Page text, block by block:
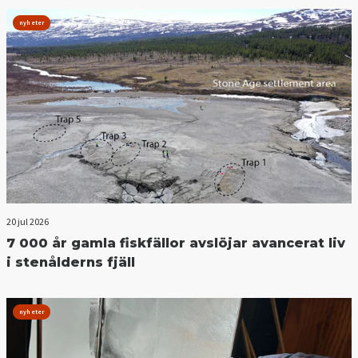
nyheter
20 jul 2026
7 000 år gamla fiskfällor avslöjar avancerat liv
i stenålderns fjäll
nyheter